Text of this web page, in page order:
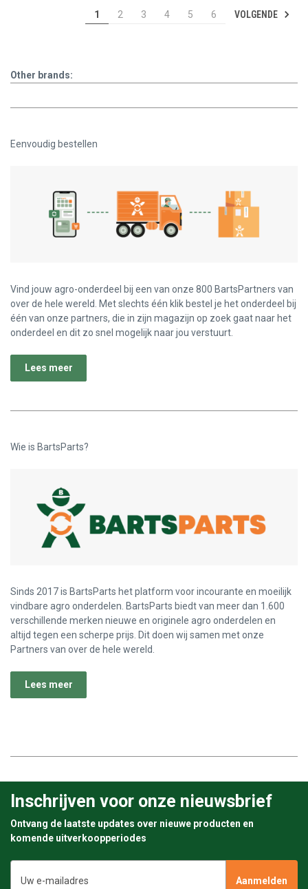
1
2 3 4 5 6 VOLGENDE
Other brands:
Eenvoudig bestellen
Vind jouw agro-onderdeel bij een van onze 800 BartsPartners van
over de hele wereld. Met slechts één klik bestel je het onderdeel bij
één van onze partners, die in zijn magazijn op zoek gaat naar het
onderdeel en dit zo snel mogelijk naar jou verstuurt.
Lees meer
Wie is BartsParts?
Sinds 2017 is BartsParts het platform voor incourante en moeilijk
vindbare agro onderdelen. BartsParts biedt van meer dan 1.600
verschillende merken nieuwe en originele agro onderdelen en
altijd tegen een scherpe prijs. Dit doen wij samen met onze
Partners van over de hele wereld.
Lees meer
Inschrijven voor onze nieuwsbrief
Ontvang de laatste updates over nieuwe producten en
komende uitverkoopperiodes
mailadres